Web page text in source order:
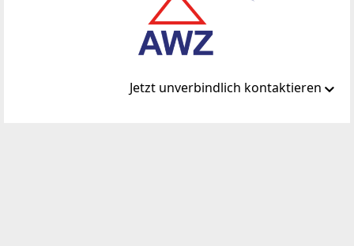
Jetzt unverbindlich kontaktieren